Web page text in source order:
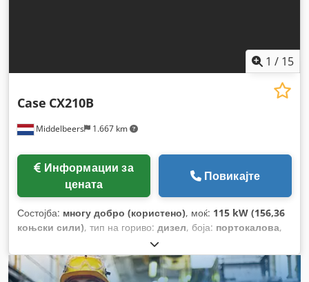
1 / 15
Middelbeers 1.667 km
Case CX210B
цената
Повикајте
Состојба: многу добро (користено), моќ: 115 kW (156,36
коњски сили), тип на гориво: дизел, боја: портокалова,
, Година на изградба:
работни часови:15.109 h,